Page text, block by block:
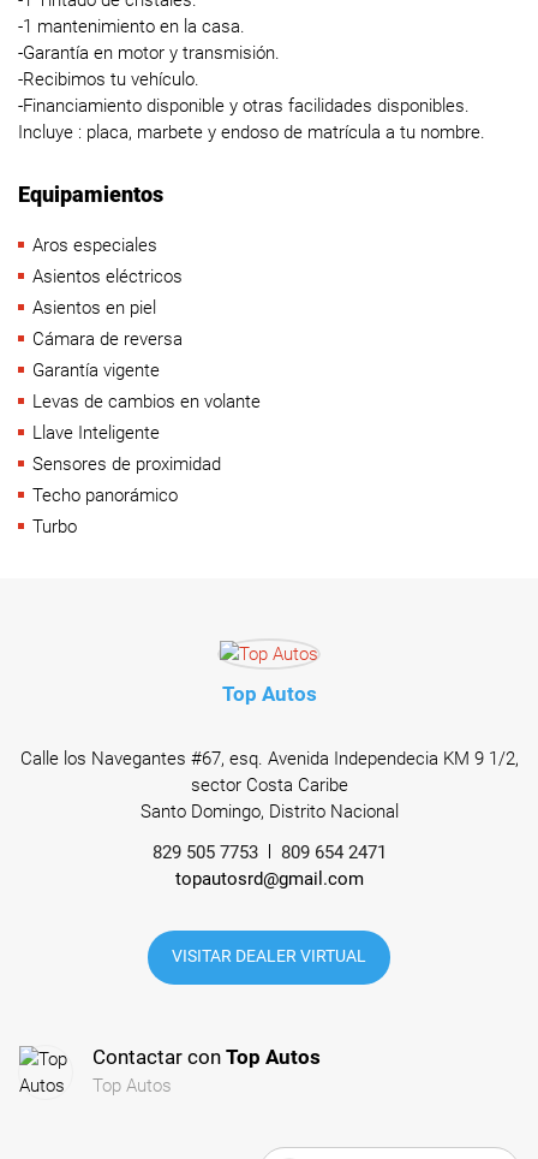
-1 mantenimiento en la casa.
-Garantía en motor y transmisión.
-Recibimos tu vehículo.
-Financiamiento disponible y otras facilidades disponibles.
Incluye : placa, marbete y endoso de matrícula a tu nombre.
Equipamientos
Aros especiales
Asientos eléctricos
Asientos en piel
Cámara de reversa
Garantía vigente
Levas de cambios en volante
Llave Inteligente
Sensores de proximidad
Techo panorámico
Turbo
Top Autos
Calle los Navegantes #67, esq. Avenida Independecia KM 9 1/2,
sector Costa Caribe
Santo Domingo, Distrito Nacional
829 505 7753
809 654 2471
topautosrd@gmail.com
VISITAR DEALER VIRTUAL
Contactar con Top Autos
Top Autos